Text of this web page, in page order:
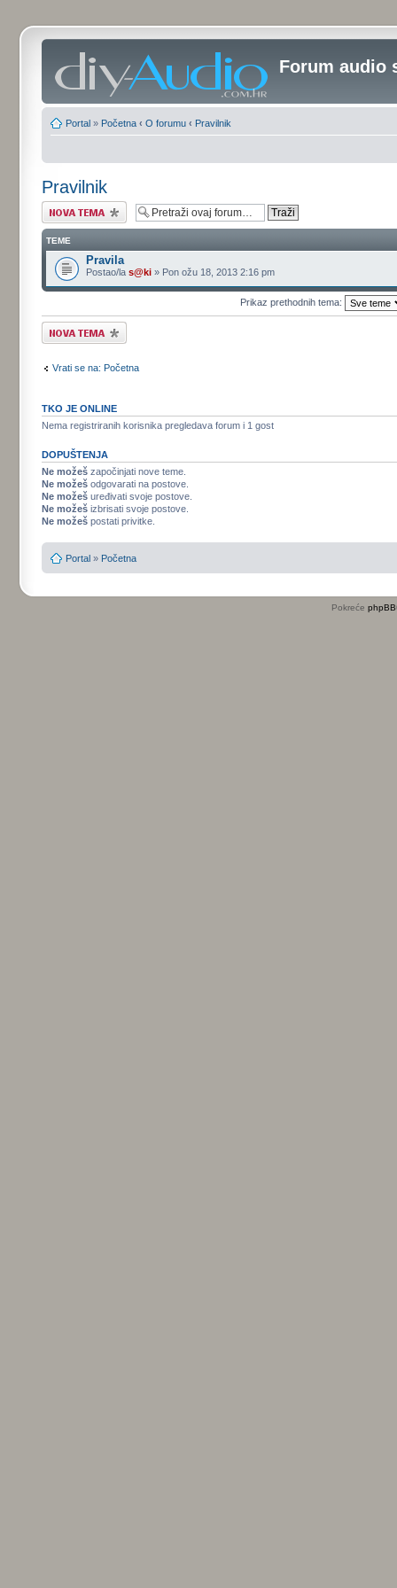
Forum audio
Portal » Početna ‹ O forumu ‹ Pravilnik
Pravilnik
Započni novu temu
TEME
Pravila
Postao/la s@ki » Pon ožu 18, 2013 2:16 pm
Prikaz prethodnih tema:
Započni novu temu
Vrati se na: Početna
TKO JE ONLINE
Nema registriranih korisnika pregledava forum i 1 gost
DOPUŠTENJA
Ne možeš započinjati nove teme.
Ne možeš odgovarati na postove.
Ne možeš uređivati svoje postove.
Ne možeš izbrisati svoje postove.
Ne možeš postati privitke.
Portal » Početna
Pokreće phpBB